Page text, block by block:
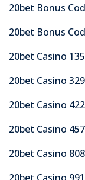
20bet Bonus
20bet Bonus
20bet Casino 135
20bet Casino 329
20bet Casino 422
20bet Casino 457
20bet Casino 808
20bet Casino 991